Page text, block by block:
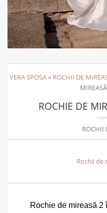
VERA SPOSA» ROCHII DE
ROCHIE DE
ROCHII
Rochii de
Rochie de mireasă 2